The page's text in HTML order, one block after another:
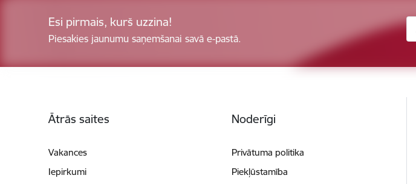
Esi pirmais, kurš uzzina!
Piesakies jaunumu saņemšanai savā e-pastā.
Ātrās saites
Vakances
Iepirkumi
Noderīgi
Privātuma politika
Piekļūstamība